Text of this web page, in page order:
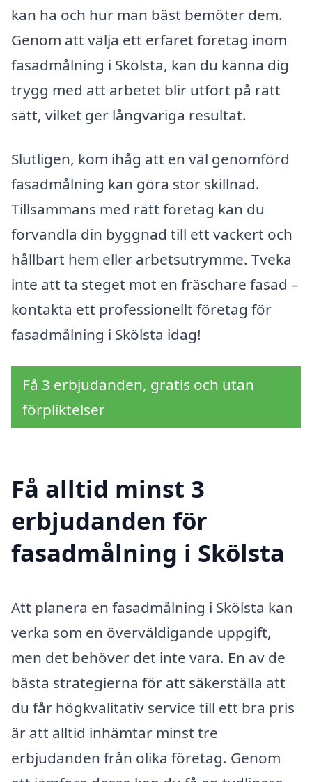
kan ha och hur man bäst bemöter dem.
Genom att välja ett erfaret företag inom
fasadmålning i Skölsta, kan du känna dig
trygg med att arbetet blir utfört på rätt
sätt, vilket ger långvariga resultat.
Slutligen, kom ihåg att en väl genomförd
fasadmålning kan göra stor skillnad.
Tillsammans med rätt företag kan du
förvandla din byggnad till ett vackert och
hållbart hem eller arbetsutrymme. Tveka
inte att ta steget mot en fräschare fasad –
kontakta ett professionellt företag för
fasadmålning i Skölsta idag!
Få 3 erbjudanden, gratis och utan
förpliktelser
Få alltid minst 3
erbjudanden för
fasadmålning i Skölsta
Att planera en fasadmålning i Skölsta kan
verka som en överväldigande uppgift,
men det behöver det inte vara. En av de
bästa strategierna för att säkerställa att
du får högkvalitativ service till ett bra pris
är att alltid inhämtar minst tre
erbjudanden från olika företag. Genom